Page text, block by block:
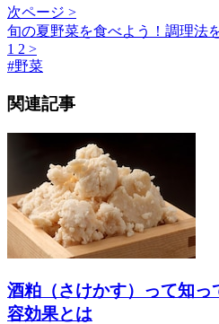
次ページ >
旬の夏野菜を食べよう！調理法
1 2 >
#野菜
関連記事
酒粕（さけかす）って知っ
容効果とは